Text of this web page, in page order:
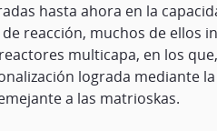
hasta ahora en la
reacción, muchos de ellos
multicapa, en los
lograda
a las matrioskas.